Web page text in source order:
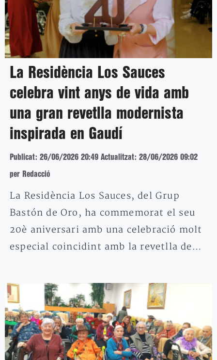
La Residència Los Sauces
celebra vint anys de vida amb
una gran revetlla modernista
inspirada en Gaudí
Publicat: 26/06/2026 20:49 Actualitzat: 28/06/2026 09:02
per Redacció
La Residència Los Sauces, del Grup
Bastón de Oro, ha commemorat el seu
20è aniversari amb una celebració molt
especial coincidint amb la revetlla de…